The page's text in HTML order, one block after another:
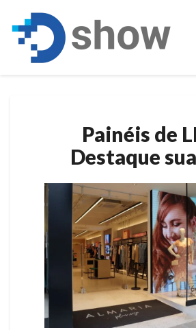
de
LED:
Destaque
loja
Painéis de
Destaque